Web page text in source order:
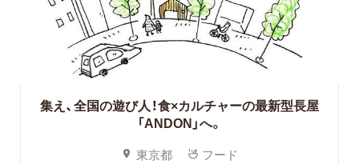
集え、全国の遊び人！食×カルチャーの最新型長屋
「ANDON」へ。
東京都 フード